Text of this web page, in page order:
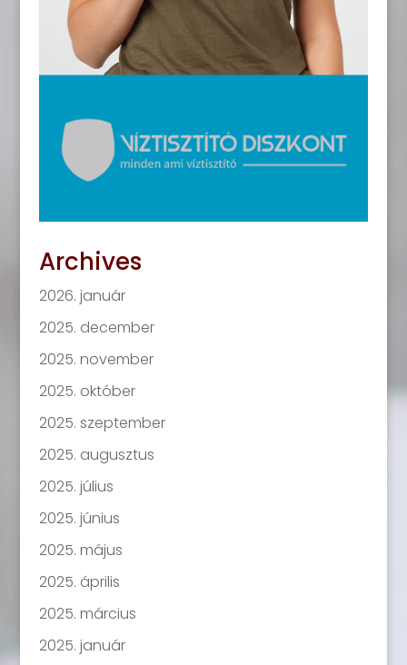
Archives
2026. január
2025. december
2025. november
2025. október
2025. szeptember
2025. augusztus
2025. július
2025. június
2025. május
2025. április
2025. március
2025. január